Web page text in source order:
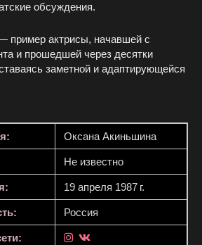
обсуждения.
пример актрисы, начавшей с
и прошедшей через десятки
заметной и адаптирующейся
Оксана Акиньшина
Не известно
19 апреля 1987 г.
Россия